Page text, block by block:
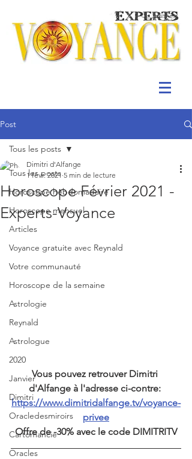
Post
Tous les posts
Horoscope hebdomadaire
Horoscope mensuel
Articles
Voyance gratuite avec Reynald
Votre communauté
Horoscope de la semaine
Astrologie
Reynald
Astrologue
2020
Janvier
Dimitri
Oracledesmiroirs
Cartomancie
Oracles
Tous les posts
Horoscope Février 2021 -
Experts-Voyance
Dimitri d'Alfange
1 févr. 2021 5 min de lecture
Vous pouvez retrouver Dimitri
d'Alfange à l'adresse ci-contre:
https://www.dimitridalfange.tv/voyance-
privee
Offre de -30% avec le code DIMITRITV